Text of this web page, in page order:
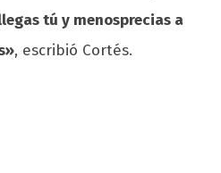
tú y menosprecias a
, escribió Cortés.